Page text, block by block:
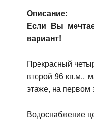
Описание:
Если Вы
вариант!
Прекрасный
второй 96 кв.м.,
этаже, на первом
Водоснабжение